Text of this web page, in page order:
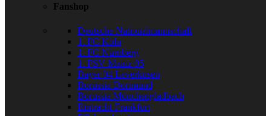
Fanshop
Deutsche Nationalmannschaft
1. FC Köln
1. FC Nürnberg
1. FSV Mainz 05
Bayer 04 Leverkusen
Borussia Dortmund
Borussia Mönchengladbach
Eintracht Frankfurt